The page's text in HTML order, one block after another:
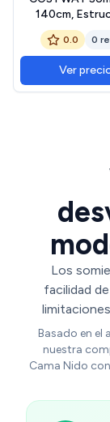
140cm,
Cama, Marco de
Listones
Montar,
0.0 0
Ver
Los
facilidad
Basado en el
nuestra
Cama Nido